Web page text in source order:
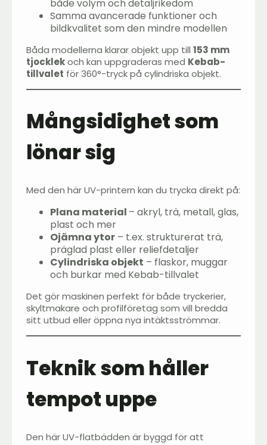
både volym och detaljrikedom
Samma avancerade funktioner och
bildkvalitet som den mindre modellen
Båda modellerna klarar objekt upp till 153 mm
tjocklekoch kan uppgraderas med Kebab-
tillvalet för 360°-tryck på cylindriska objekt.
Mångsidighet som
lönar sig
Med den här UV-printern kan du trycka direkt på:
Plana material – akryl, trä, metall, glas,
plast och mer
Ojämna ytor – t.ex. strukturerat trä,
präglad plast eller reliefdetaljer
Cylindriska objekt – flaskor, muggar
och burkar med Kebab-tillvalet
Det gör maskinen perfekt för både tryckerier,
skyltmakare och profilföretag som vill bredda
sitt utbud eller öppna nya intäktsströmmar.
Teknik som håller
tempot uppe
Den här UV-flatbädden är byggd för att